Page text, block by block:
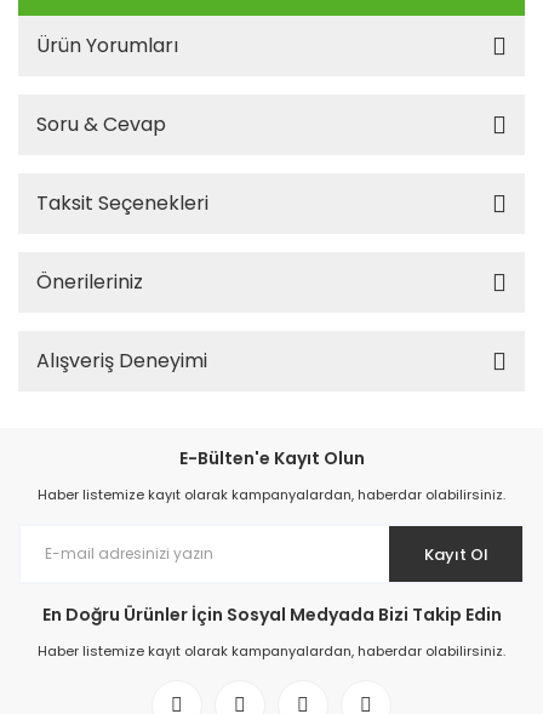
Ürün Yorumları
Soru & Cevap
Taksit Seçenekleri
Önerileriniz
Alışveriş Deneyimi
E-Bülten'e Kayıt Olun
Haber listemize kayıt olarak kampanyalardan, haberdar olabilirsiniz.
Kayıt Ol
En Doğru Ürünler İçin Sosyal Medyada Bizi Takip Edin
Haber listemize kayıt olarak kampanyalardan, haberdar olabilirsiniz.